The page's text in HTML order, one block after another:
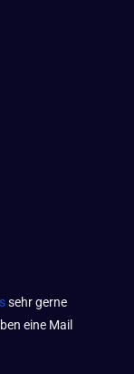
sehr gerne
eine Mail